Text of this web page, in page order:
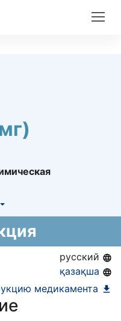
РК:12.04.2016 -
русский
қазақша
медикамента